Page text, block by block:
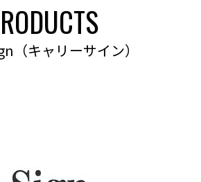
（キャリーサイン）